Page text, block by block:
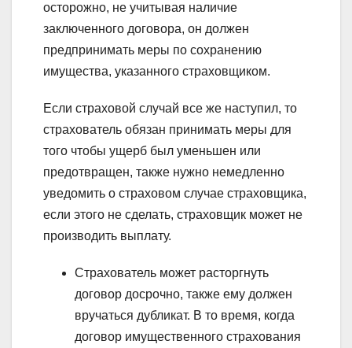
осторожно, не учитывая наличие
заключенного договора, он должен
предпринимать меры по сохранению
имущества, указанного страховщиком.
Если страховой случай все же наступил, то
страхователь обязан принимать меры для
того чтобы ущерб был уменьшен или
предотвращен, также нужно немедленно
уведомить о страховом случае страховщика,
если этого не сделать, страховщик может не
производить выплату.
Страхователь может расторгнуть
договор досрочно, также ему должен
вручаться дубликат. В то время, когда
договор имущественного страхования